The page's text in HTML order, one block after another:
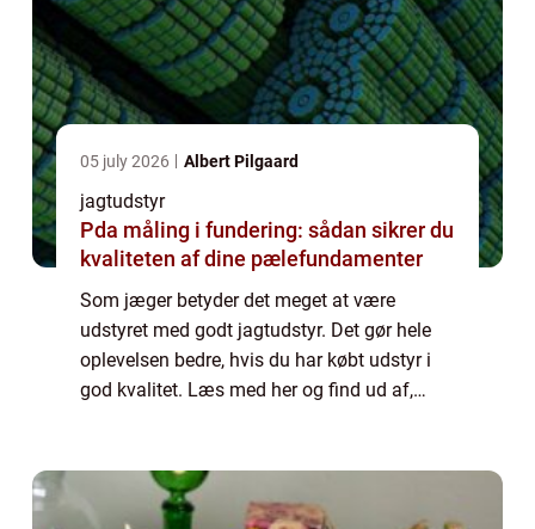
05 july 2026 Albert Pilgaard
jagtudstyr
Pda måling i fundering: sådan sikrer du
kvaliteten af dine pælefundamenter
Som jæger betyder det meget at være
udstyret med godt jagtudstyr. Det gør hele
oplevelsen bedre, hvis du har købt udstyr i
god kvalitet. Læs med her og find ud af,